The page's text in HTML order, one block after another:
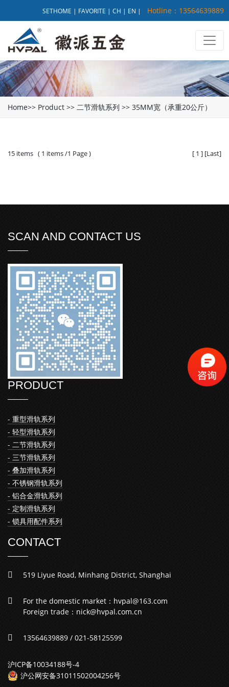
SETHOME | FAVORITE | CH | EN | Hotline：13564639889
Home>> Product >> 二节滑轨系列 >> 35MM宽（承重20公斤）
15 items ( 1 items /1 Page ) [ 1 ] [Last]
SCAN AND CONTACT US
PRODUCT
- 重型滑轨系列
- 轻型滑轨系列
- 二节滑轨系列
- 三节滑轨系列
- 叠加滑轨系列
- 不锈钢滑轨系列
- 铝合金滑轨系列
- 定制滑轨系列
- 锁具用配件系列
CONTACT
519 Liyue Road, Minhang District, Shanghai
For the domestic market：hvpal@163.com
Foreign trade：nick@hvpal.com.cn
13564639889 / 021-58125599
沪ICP备10034188号-4
沪公网安备31011502004256号